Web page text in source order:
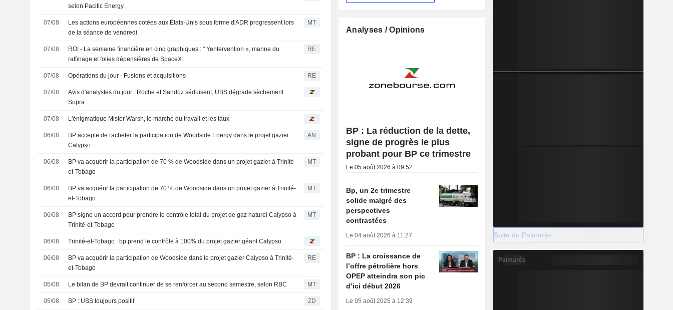
selon Pacific Energy
07/08
Les actions européennes cotées aux États-Unis sous forme d'ADR progressent lors
de la séance de vendredi
MT
07/08
ROI - La semaine financière en cinq graphiques : " Yentervention », manne du
raffinage et folies dépensières de SpaceX
RE
07/08 Opérations du jour - Fusions et acquisitions RE
07/08
Avis d'analystes du jour : Roche et Sandoz séduisent, UBS dégrade sèchement
Sopra
07/08 L'énigmatique Mister Warsh, le marché du travail et les taux
06/08
BP accepte de racheter la participation de Woodside Energy dans le projet gazier
Calypso
AN
06/08
BP va acquérir la participation de 70 % de Woodside dans un projet gazier à Trinité-
et-Tobago
MT
06/08
BP va acquérir la participation de 70 % de Woodside dans un projet gazier à Trinité-
et-Tobago
MT
06/08
BP signe un accord pour prendre le contrôle total du projet de gaz naturel Calypso à
Trinité-et-Tobago
MT
06/08 Trinité-et-Tobago : bp prend le contrôle à 100% du projet gazier géant Calypso
06/08
BP va acquérir la participation de Woodside dans le projet gazier Calypso à Trinité-
et-Tobago
RE
05/08 Le bilan de BP devrait continuer de se renforcer au second semestre, selon RBC MT
05/08 BP : UBS toujours positif ZD
Analyses / Opinions
BP : La réduction de la dette,
signe de progrès le plus
probant pour BP ce trimestre
Le 05 août 2026 à 09:52
Bp, un 2e trimestre
solide malgré des
perspectives
contrastées
Le 04 août 2026 à 11:27
BP : La croissance de
l’offre pétrolière hors
OPEP atteindra son pic
d’ici début 2026
Le 05 août 2025 à 12:39
Suite du Palmarès
Palmarès